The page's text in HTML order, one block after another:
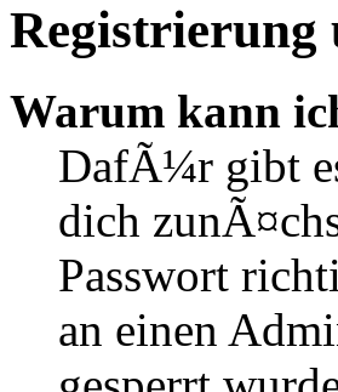
Registrierung
Warum kann
DafÃ¼r gibt
dich
Passwort
an einen